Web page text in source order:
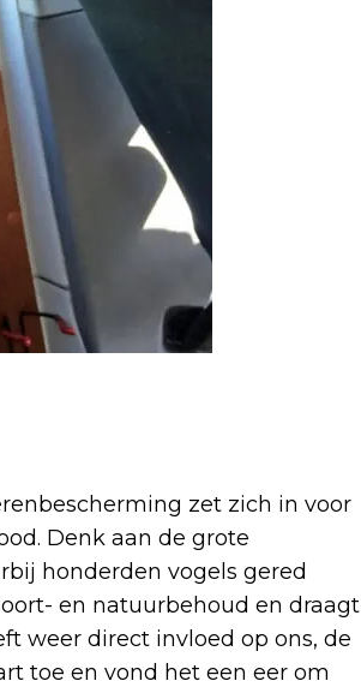
zet zich in voor
Denk aan de grote
honderden vogels gered
en natuurbehoud en draagt
weer direct invloed op ons, de
toe en vond het een eer om